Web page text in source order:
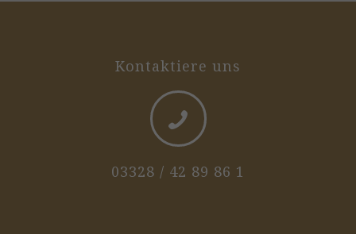
Kontaktiere uns
03328 / 42 89 86 1